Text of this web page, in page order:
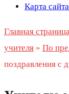
Карта сайта
Главная
учителя » По
поздравления с